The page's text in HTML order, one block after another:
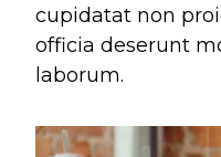
cupidatat non
officia deserunt
laborum.